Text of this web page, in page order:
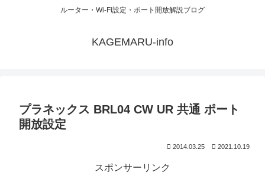
ルーター・Wi-Fi設定・ポート開放解説ブログ
KAGEMARU-info
プラネックス BRL04 CW UR 共通 ポート
開放設定
2014.03.25 2021.10.19
スポンサーリンク